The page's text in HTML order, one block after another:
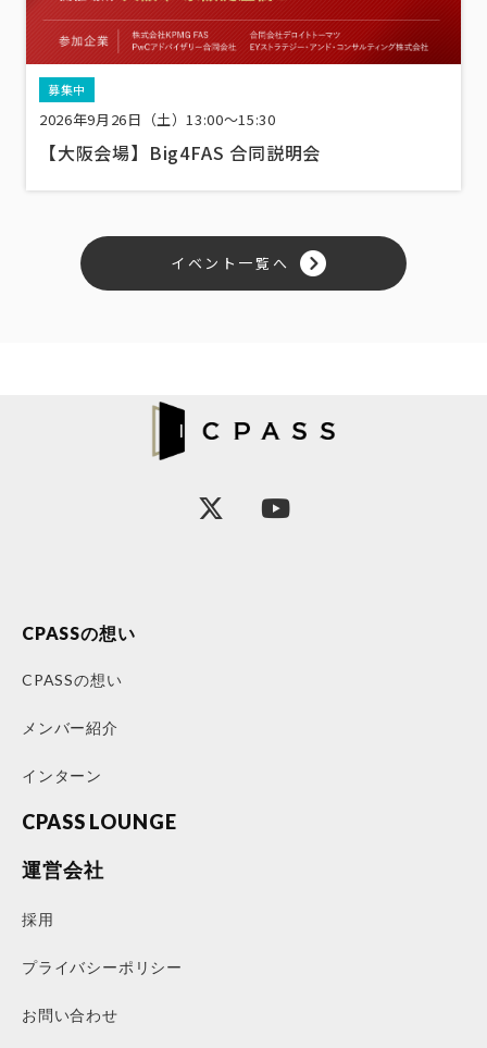
募集中
2026年9月26日（土）13:00〜15:30
【大阪会場】Big4FAS 合同説明会
イベント一覧へ
CPASSの想い
CPASSの想い
メンバー紹介
インターン
CPASS LOUNGE
運営会社
採用
プライバシーポリシー
お問い合わせ